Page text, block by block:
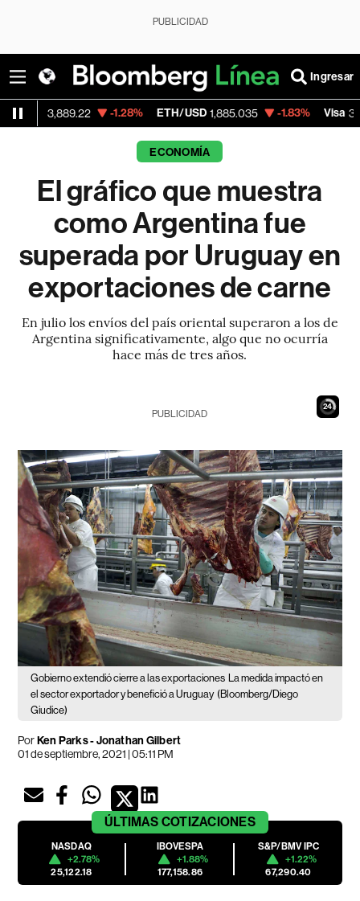
PUBLICIDAD
Ingresar
-1.28% ETH/USD 1,885.035 -1.83% Visa 366.27 -
ECONOMÍA
El gráfico que muestra
como Argentina fue
superada por Uruguay en
exportaciones de carne
En julio los envíos del país oriental superaron a los de
Argentina significativamente, algo que no ocurría
hace más de tres años.
23
PUBLICIDAD
Gobierno extendió cierre a las exportaciones
La medida impactó en
el sector exportador y benefició a Uruguay (Bloomberg/Diego
Giudice)
PorKen Parks - Jonathan Gilbert
01 de septiembre, 2021 | 05:11 PM
ÚLTIMAS COTIZACIONES
NASDAQ
+2.78%
25,122.18
IBOVESPA
+1.88%
177,158.86
S&P/BMV IPC
+1.22%
67,290.40